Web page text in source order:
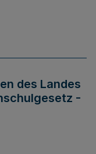
des Landes
-